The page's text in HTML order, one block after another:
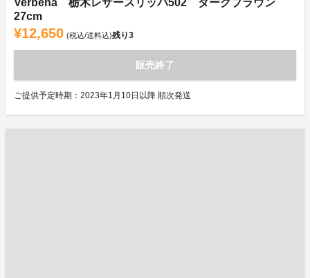
Verbena 栃木レザースリッパ502 ダークブラウン
27cm
¥12,650 (税込/送料込)残り3
販売終了
ご提供予定時期：2023年1月10日以降 順次発送